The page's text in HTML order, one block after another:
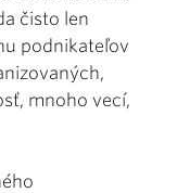
čisto len
podnikateľov
mnoho vecí,